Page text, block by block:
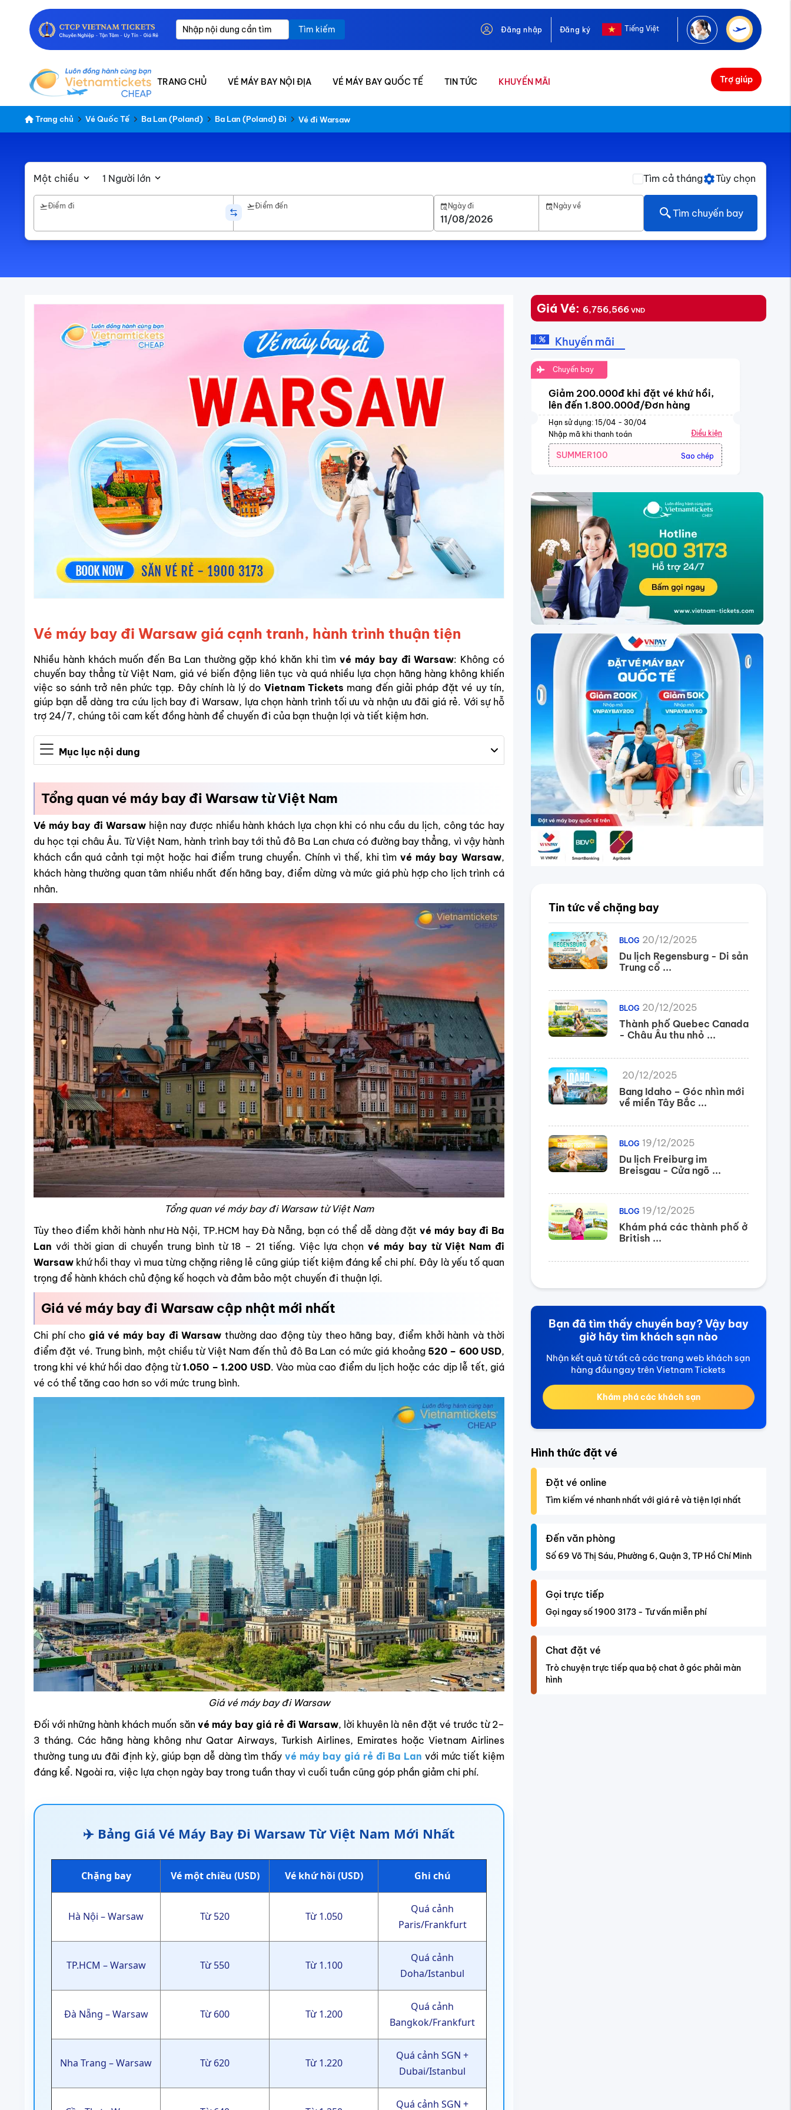
Tìm kiếm Đăng nhập Đăng ký Tiếng Việt
TRANG CHỦ VÉ MÁY BAY NỘI ĐỊA VÉ MÁY BAY QUỐC TẾ TIN TỨC KHUYẾN MÃI Trợ giúp
Trang chủ Vé Quốc Tế Ba Lan (Poland) Ba Lan (Poland) Đi Vé đi Warsaw
Một chiều 1 Người lớn Tìm cả tháng Tùy chọn
Điểm đi Điểm đến Ngày đi Ngày về
Tìm chuyến bay
Vé máy bay đi Warsaw giá cạnh tranh, hành trình thuận tiện
Nhiều hành khách muốn đến Ba Lan thường gặp khó khăn khi tìmvé máy bay đi Warsaw: Không có
chuyến bay thẳng từ Việt Nam, giá vé biến động liên tục và quá nhiều lựa chọn hãng hàng không khiến
việc so sánh trở nên phức tạp. Đây chính là lý do Vietnam Tickets mang đến giải pháp đặt vé uy tín,
giúp bạn dễ dàng tra cứu lịch bay đi Warsaw, lựa chọn hành trình tối ưu và nhận ưu đãi giá rẻ. Với sự hỗ
trợ 24/7, chúng tôi cam kết đồng hành để chuyến đi của bạn thuận lợi và tiết kiệm hơn.
Mục lục nội dung
Tổng quan vé máy bay đi Warsaw từ Việt Nam
Vé máy bay đi Warsawhiện nay được nhiều hành khách lựa chọn khi có nhu cầu du lịch, công tác hay
du học tại châu Âu. Từ Việt Nam, hành trình bay tới thủ đô Ba Lan chưa có đường bay thẳng, vì vậy hành
khách cần quá cảnh tại một hoặc hai điểm trung chuyển. Chính vì thế, khi tìm vé máy bay Warsaw,
khách hàng thường quan tâm nhiều nhất đến hãng bay, điểm dừng và mức giá phù hợp cho lịch trình cá
nhân.
Tổng quan vé máy bay đi Warsaw từ Việt Nam
Tùy theo điểm khởi hành như Hà Nội, TP.HCM hay Đà Nẵng, bạn có thể dễ dàng đặtvé máy bay đi Ba
Lan với thời gian di chuyển trung bình từ 18 – 21 tiếng. Việc lựa chọnvé máy bay từ Việt Nam đi
Warsaw khứ hồi thay vì mua từng chặng riêng lẻ cũng giúp tiết kiệm đáng kể chi phí. Đây là yếu tố quan
trọng để hành khách chủ động kế hoạch và đảm bảo một chuyến đi thuận lợi.
Giá vé máy bay đi Warsaw cập nhật mới nhất
Chi phí cho giá vé máy bay đi Warsaw thường dao động tùy theo hãng bay, điểm khởi hành và thời
điểm đặt vé. Trung bình, một chiều từ Việt Nam đến thủ đô Ba Lan có mức giá khoảng 520 – 600 USD,
trong khi vé khứ hồi dao động từ1.050 – 1.200 USD. Vào mùa cao điểm du lịch hoặc các dịp lễ tết, giá
vé có thể tăng cao hơn so với mức trung bình.
Giá vé máy bay đi Warsaw
Đối với những hành khách muốn săn vé máy bay giá rẻ đi Warsaw, lời khuyên là nên đặt vé trước từ 2–
3 tháng. Các hãng hàng không như Qatar Airways, Turkish Airlines, Emirates hoặc Vietnam Airlines
thường tung ưu đãi định kỳ, giúp bạn dễ dàng tìm thấy vé máy bay giá rẻ đi Ba Lan với mức tiết kiệm
đáng kể. Ngoài ra, việc lựa chọn ngày bay trong tuần thay vì cuối tuần cũng góp phần giảm chi phí.
✈️ Bảng Giá Vé Máy Bay Đi Warsaw Từ Việt Nam Mới Nhất
Chặng bay Vé một chiều (USD) Vé khứ hồi (USD) Ghi chú
Hà Nội – Warsaw Từ 520 Từ 1.050
Quá cảnh
Paris/Frankfurt
TP.HCM – Warsaw Từ 550 Từ 1.100
Quá cảnh
Doha/Istanbul
Đà Nẵng – Warsaw Từ 600 Từ 1.200
Quá cảnh
Bangkok/Frankfurt
Nha Trang – Warsaw Từ 620 Từ 1.220
Quá cảnh SGN +
Dubai/Istanbul
Quá cảnh SGN +
Giá Vé: 6,756,566 VND
Khuyến mãi
Chuyến bay
Giảm 200.000đ khi đặt vé khứ hồi,
lên đến 1.800.000đ/Đơn hàng
Hạn sử dụng: 15/04 - 30/04
Nhập mã khi thanh toán
Điều kiện
SUMMER100 Sao chép
Tin tức về chặng bay
BLOG 20/12/2025
Du lịch Regensburg - Di sản
Trung cổ ...
BLOG 20/12/2025
Thành phố Quebec Canada
- Châu Âu thu nhỏ ...
20/12/2025
Bang Idaho – Góc nhìn mới
về miền Tây Bắc ...
BLOG 19/12/2025
Du lịch Freiburg im
Breisgau - Cửa ngõ ...
BLOG 19/12/2025
Khám phá các thành phố ở
British ...
Bạn đã tìm thấy chuyến bay? Vậy bay
giờ hãy tìm khách sạn nào
Nhận kết quả từ tất cả các trang web khách sạn
hàng đầu ngay trên Vietnam Tickets
Khám phá các khách sạn
Hình thức đặt vé
Đặt vé online
Tìm kiếm vé nhanh nhất với giá rẻ và tiện lợi nhất
Đến văn phòng
Số 69 Võ Thị Sáu, Phường 6, Quận 3, TP Hồ Chí Minh
Gọi trực tiếp
Gọi ngay số 1900 3173 - Tư vấn miễn phí
Chat đặt vé
Trò chuyện trực tiếp qua bộ chat ở góc phải màn
hình